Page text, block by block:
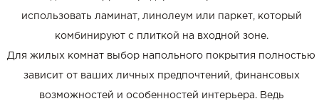
использовать ламинат, линолеум или паркет, который
комбинируют с плиткой на входной зоне.
Для жилых комнат выбор напольного покрытия полностью
зависит от ваших личных предпочтений, финансовых
возможностей и особенностей интерьера. Ведь